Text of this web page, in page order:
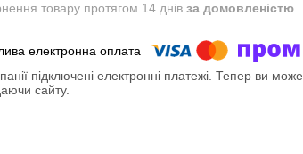
товару протягом 14 днів за домовленістю
підключені електронні платежі. Тепер ви
сайту.